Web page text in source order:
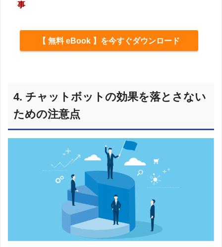
事
【 無料 eBook 】を今すぐダウンロード
4. チャットボットの効果を落とさない
ための注意点